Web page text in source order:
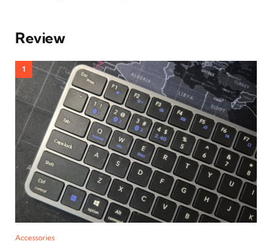
Review
Accessories